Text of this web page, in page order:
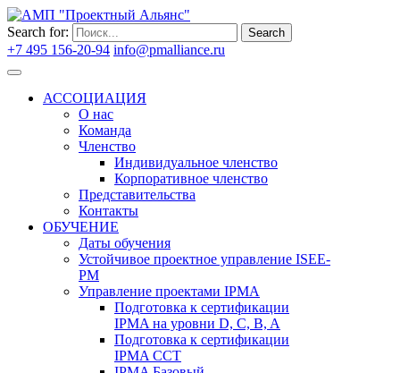
Search for: Search
+7 495 156-20-94 info@pmalliance.ru
АССОЦИАЦИЯ
О нас
Команда
Членство
Индивидуальное членство
Корпоративное членство
Представительства
Контакты
ОБУЧЕНИЕ
Даты обучения
Устойчивое проектное управление ISEE-
PM
Управление проектами IPMA
Подготовка к сертификации
IPMA на уровни D, C, B, A
Подготовка к сертификации
IPMA CCT